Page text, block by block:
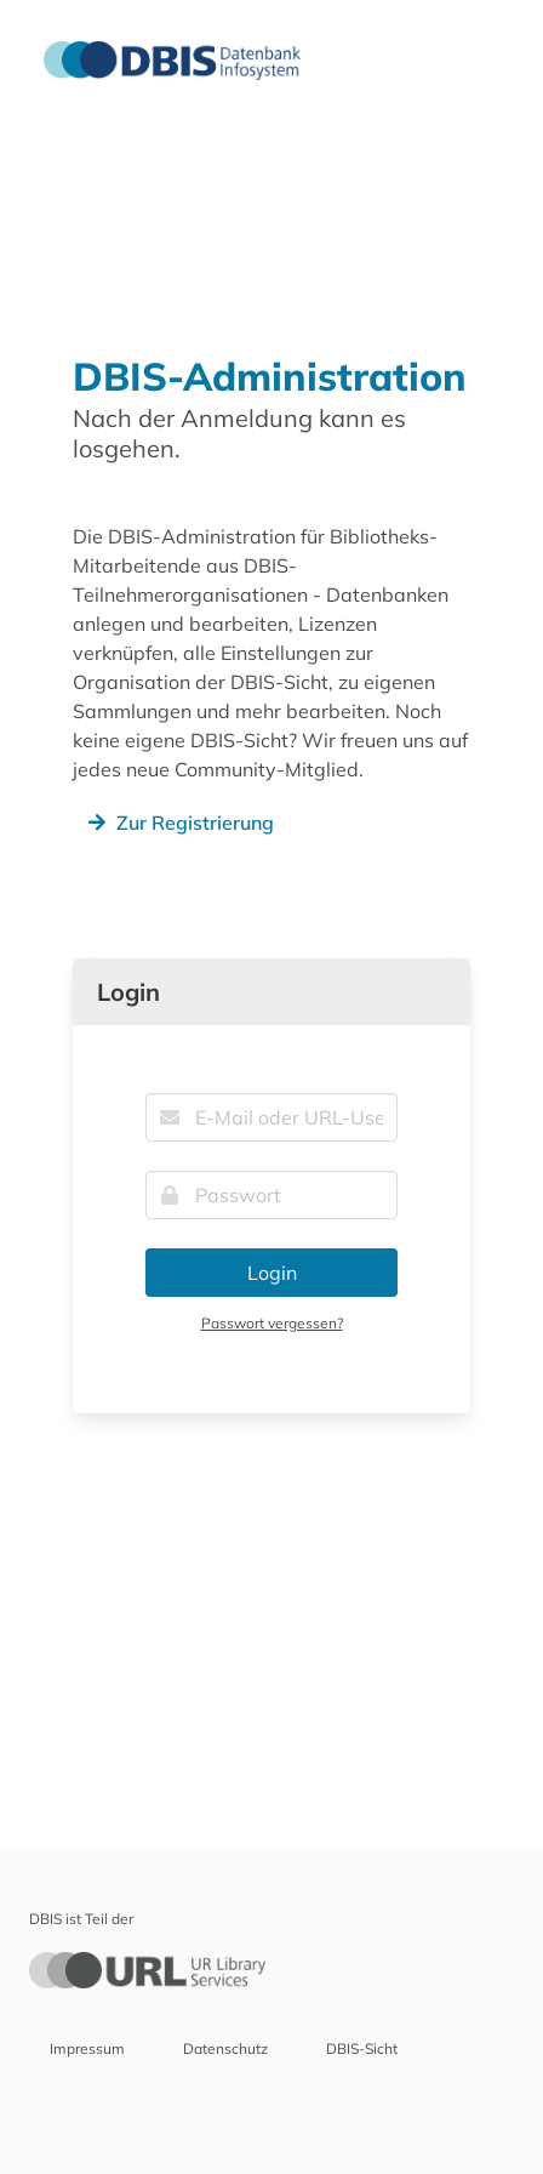
DBIS-Administration
Nach der Anmeldung kann es
losgehen.
Die DBIS-Administration für Bibliotheks-
Mitarbeitende aus DBIS-
Teilnehmerorganisationen - Datenbanken
anlegen und bearbeiten, Lizenzen
verknüpfen, alle Einstellungen zur
Organisation der DBIS-Sicht, zu eigenen
Sammlungen und mehr bearbeiten. Noch
keine eigene DBIS-Sicht? Wir freuen uns auf
jedes neue Community-Mitglied.
Zur Registrierung
Login
Login
Passwort vergessen?
DBIS ist Teil der
Impressum Datenschutz DBIS-Sicht